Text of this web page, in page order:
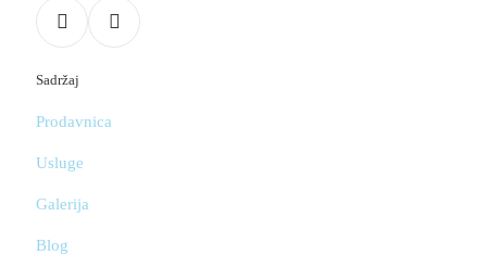
Sadržaj
Prodavnica
Usluge
Galerija
Blog